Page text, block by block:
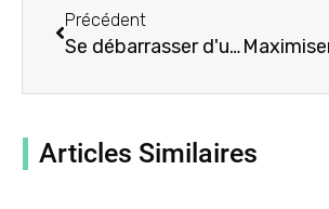
Précédent
Se débarrasser d'une mauvaise posture avec une orthèse d'épaule ronde en seulement 30 jours
Articles Similaires